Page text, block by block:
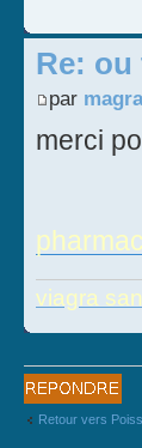
Re: ou
par
merci
viagra
Publier une
réponse
Retour vers